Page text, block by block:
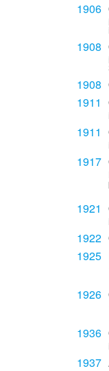
1906
1908
1908
1911
1911
1917
1921
1922
1925
1926
1936
1937